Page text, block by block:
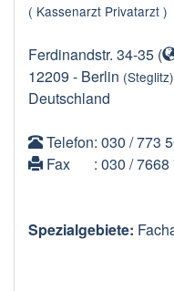
( Kassenarzt Privatarzt )
Ferdinandstr. 34-35 (
12209 - Berlin (Steglitz)
Deutschland
Telefon: 030 / 773
Fax
: 030 /
Spezialgebiete: